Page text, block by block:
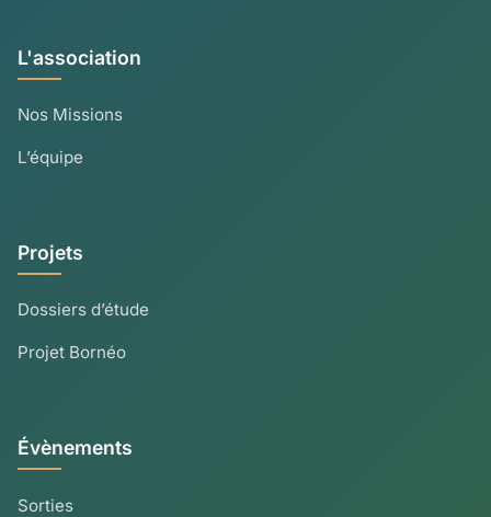
L'association
Nos Missions
L’équipe
Projets
Dossiers d’étude
Projet Bornéo
Évènements
Sorties